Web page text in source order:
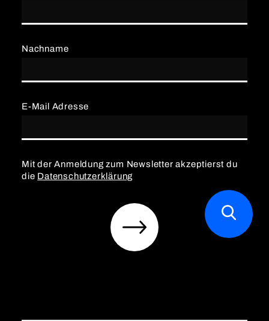
E-Mail Adresse
Nachname
Mit der Anmeldung zum Newsletter akzeptierst du
die Datenschutzerklärung